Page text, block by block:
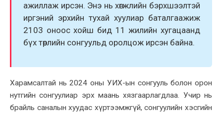
ажиллаж ирсэн. Энэ нь хөгжлийн бэрхшээлтэй
иргэний эрхийн тухай хуулиар баталгаажиж
2103 оноос хойш бид 11 жилийн хугацаанд
бүх төрлийн сонгуульд оролцож ирсэн байна.
Харамсалтай нь 2024 оны УИХ-ын сонгууль болон орон
нутгийн сонгуулиар эрх маань хязгаарлагдлаа. Учир нь
брайль саналын хуудас хүртээмжгүй, сонгуулийн хэсгийн